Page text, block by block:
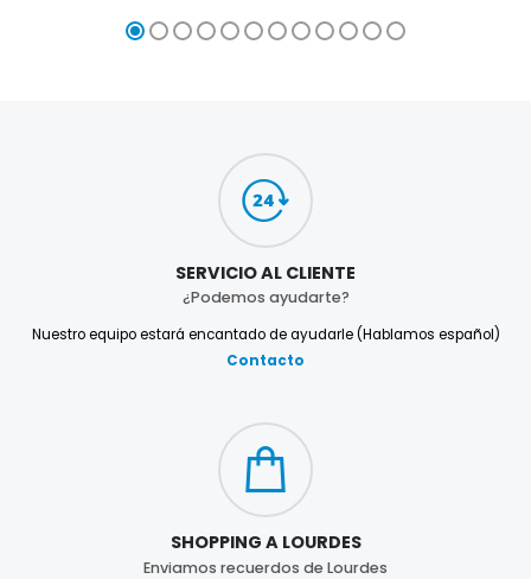
SERVICIO AL CLIENTE
¿Podemos ayudarte?
Nuestro equipo estará encantado de ayudarle (Hablamos español)
Contacto
SHOPPING A LOURDES
Enviamos recuerdos de Lourdes